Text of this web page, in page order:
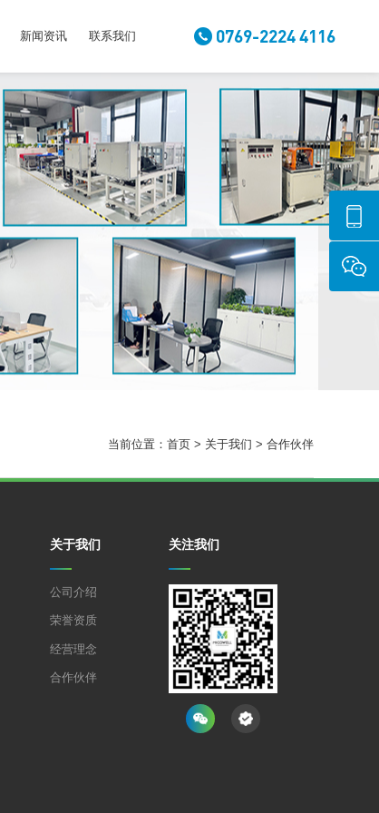
新闻资讯 联系我们 0769-2224 4116
当前位置： 首页 > 关于我们 > 合作伙伴
关于我们
公司介绍
荣誉资质
经营理念
合作伙伴
关注我们